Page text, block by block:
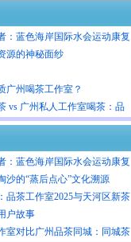
：蓝色海岸国际水会运动康复
源的神秘面纱
广州喝茶工作室？
vs 广州私人工作室喝茶：品
对比
：蓝色海岸国际水会运动康复
沙的“蒸后点心”文化溯源
品茶工作室2025与天河区新茶
户故事
室对比广州品茶同城：同城茶